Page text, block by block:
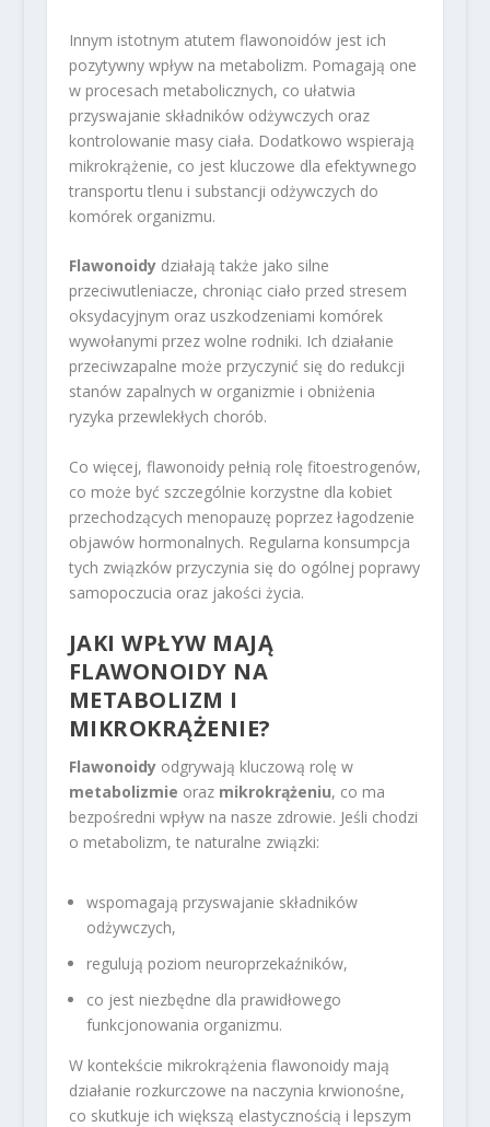
Innym istotnym atutem flawonoidów jest ich
pozytywny wpływ na metabolizm. Pomagają one
w procesach metabolicznych, co ułatwia
przyswajanie składników odżywczych oraz
kontrolowanie masy ciała. Dodatkowo wspierają
mikrokrążenie, co jest kluczowe dla efektywnego
transportu tlenu i substancji odżywczych do
komórek organizmu.
Flawonoidydziałają także jako silne
przeciwutleniacze, chroniąc ciało przed stresem
oksydacyjnym oraz uszkodzeniami komórek
wywołanymi przez wolne rodniki. Ich działanie
przeciwzapalne może przyczynić się do redukcji
stanów zapalnych w organizmie i obniżenia
ryzyka przewlekłych chorób.
Co więcej, flawonoidy pełnią rolę fitoestrogenów,
co może być szczególnie korzystne dla kobiet
przechodzących menopauzę poprzez łagodzenie
objawów hormonalnych. Regularna konsumpcja
tych związków przyczynia się do ogólnej poprawy
samopoczucia oraz jakości życia.
JAKI WPŁYW MAJĄ
FLAWONOIDY NA
METABOLIZM I
MIKROKRĄŻENIE?
Flawonoidyodgrywają kluczową rolę w
metabolizmie oraz mikrokrążeniu, co ma
bezpośredni wpływ na nasze zdrowie. Jeśli chodzi
o metabolizm, te naturalne związki:
wspomagają przyswajanie składników
odżywczych,
regulują poziom neuroprzekaźników,
co jest niezbędne dla prawidłowego
funkcjonowania organizmu.
W kontekście mikrokrążenia flawonoidy mają
działanie rozkurczowe na naczynia krwionośne,
co skutkuje ich większą elastycznością i lepszym